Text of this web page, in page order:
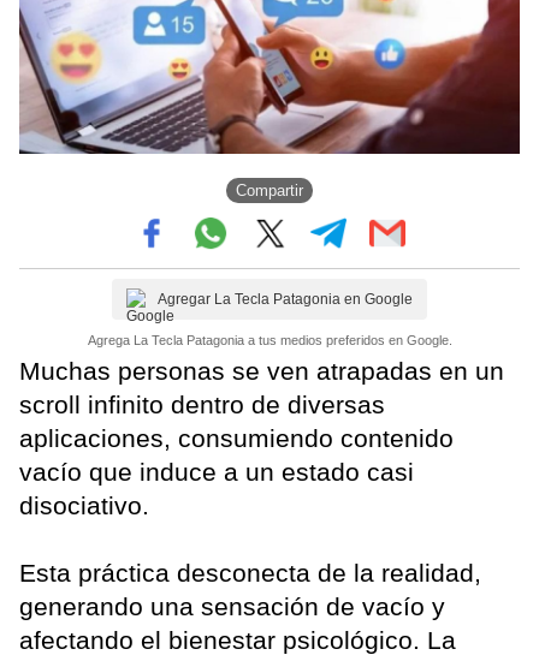
Compartir
Agregar La Tecla Patagonia en Google
Agrega La Tecla Patagonia a tus medios preferidos en Google.
Muchas personas se ven atrapadas en un
scroll infinito dentro de diversas
aplicaciones, consumiendo contenido
vacío que induce a un estado casi
disociativo.
Esta práctica desconecta de la realidad,
generando una sensación de vacío y
afectando el bienestar psicológico. La